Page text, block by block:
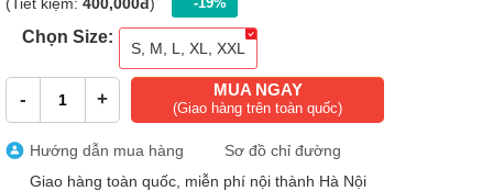
Chọn Size:
S, M, L, XL, XXL
- + MUA NGAY
(Giao hàng trên toàn quốc)
Hướng dẫn mua hàng
Sơ đồ chỉ đường
Giao hàng toàn quốc, miễn phí nội thành Hà Nội